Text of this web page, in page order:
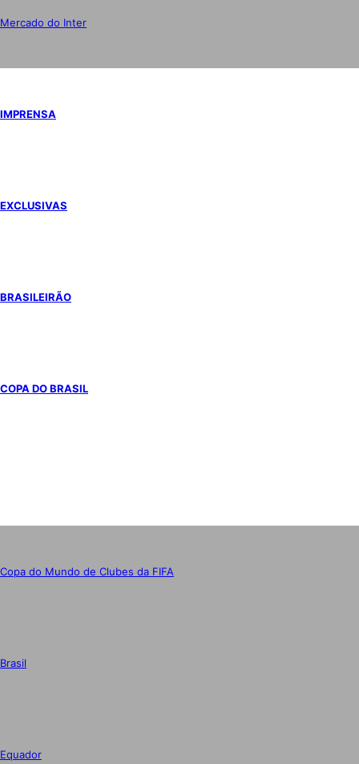
Mercado do Inter
IMPRENSA
EXCLUSIVAS
BRASILEIRÃO
COPA DO BRASIL
Copa do Mundo de Clubes da FIFA
Brasil
Equador